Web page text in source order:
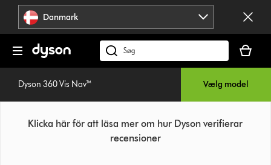
Spring
navigation
Danmark
Søg
på
er
tom
Dyson 360 Vis Nav™
Vælg model
Klicka här för att läsa mer om hur Dyson verifierar
recensioner